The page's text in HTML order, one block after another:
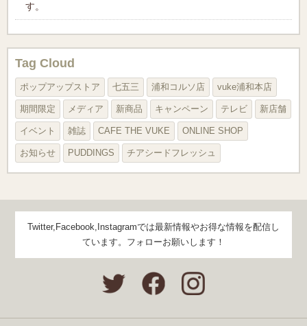
す。
Tag Cloud
ポップアップストア 七五三 浦和コルソ店 vuke浦和本店
期間限定 メディア 新商品 キャンペーン テレビ 新店舗
イベント 雑誌 CAFE THE VUKE ONLINE SHOP
お知らせ PUDDINGS チアシードフレッシュ
Twitter,Facebook,Instagramでは最新情報やお得な情報を配信し
ています。フォローお願いします！